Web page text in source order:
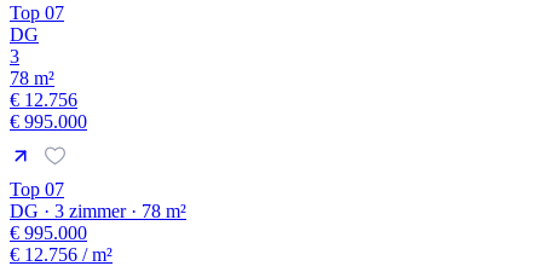
Top 07
DG
3
78 m²
€ 12.756
€ 995.000
Top 07
DG · 3 zimmer · 78 m²
€ 995.000
€ 12.756 / m²